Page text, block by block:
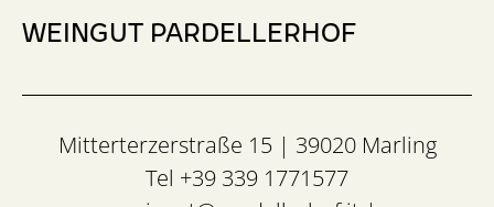
WEINGUT PARDELLERHOF
Mitterterzerstraße 15 | 39020 Marling
Tel +39 339 1771577